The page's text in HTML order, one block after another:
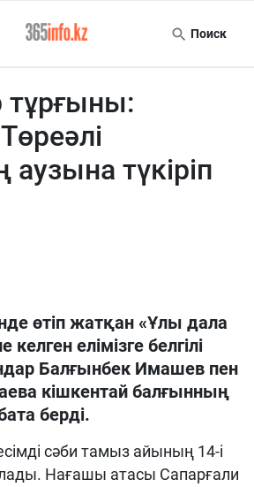
Поиск
тұрғыны:
түкіріп
өтіп жатқан «Ұлы дала
келген елімізге белгілі
Балғынбек Имашев пен
кішкентай балғынның
берді.
сәби тамыз айының 14-і
Нағашы атасы Сапарғали